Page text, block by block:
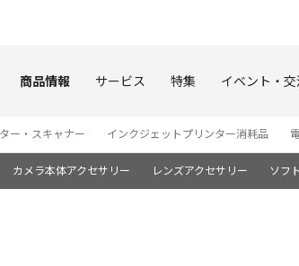
商品情報 サービス 特集 イベント・
ー・スキャナー インクジェットプリンター消耗品
カメラ本体アクセサリー レンズアクセサリー ソフ